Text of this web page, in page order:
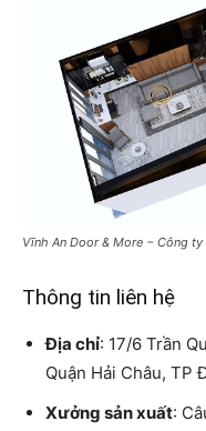
Vĩnh An Door & More − Công
Thông tin liên hệ
Địa chỉ: 17/6 Trần
Quận Hải Châu, TP
Xưởng sản xuất: